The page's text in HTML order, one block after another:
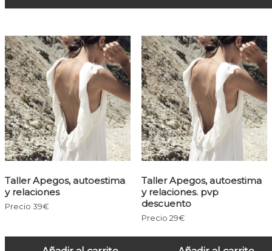
Taller Apegos, autoestima
y relaciones
Precio 39€
Taller Apegos, autoestima
y relaciones. pvp
descuento
Precio 29€